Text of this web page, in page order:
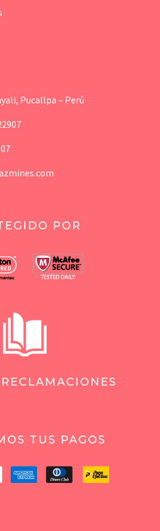
Pucallpa – Perú
POR
TUS PAGOS